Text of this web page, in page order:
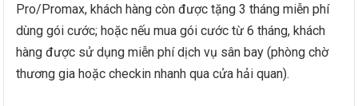
Pro/Promax, khách hàng còn được tặng 3 tháng miễn phí
dùng gói cước; hoặc nếu mua gói cước từ 6 tháng, khách
hàng được sử dụng miễn phí dịch vụ sân bay (phòng chờ
thương gia hoặc checkin nhanh qua cửa hải quan).